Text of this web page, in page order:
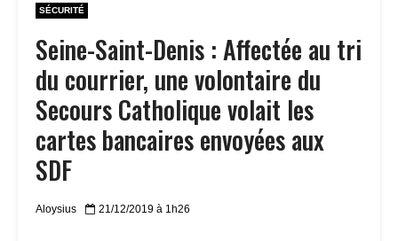
SÉCURITÉ
Seine-Saint-Denis : Affectée au tri
du courrier, une volontaire du
Secours Catholique volait les
cartes bancaires envoyées aux
SDF
Aloysius 21/12/2019 à 1h26